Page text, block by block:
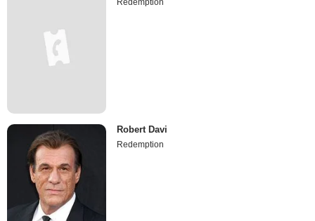
Redemption
Robert Davi
Redemption